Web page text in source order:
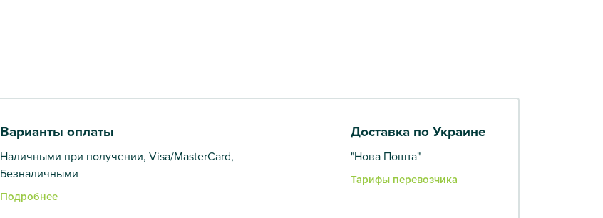
Варианты оплаты
Наличными при получении, Visa/MasterCard,
Безналичными
Подробнее
Доставка по Украине
"Нова Пошта"
Тарифы перевозчика